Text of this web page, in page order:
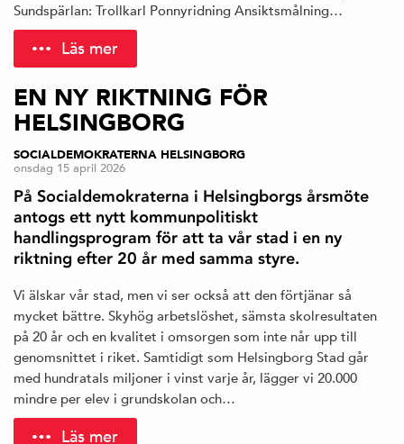
Sundspärlan: Trollkarl Ponnyridning Ansiktsmålning…
Läs mer
EN NY RIKTNING FÖR
HELSINGBORG
SOCIALDEMOKRATERNA HELSINGBORG
onsdag 15 april 2026
På Socialdemokraterna i Helsingborgs årsmöte
antogs ett nytt kommunpolitiskt
handlingsprogram för att ta vår stad i en ny
riktning efter 20 år med samma styre.
Vi älskar vår stad, men vi ser också att den förtjänar så
mycket bättre. Skyhög arbetslöshet, sämsta skolresultaten
på 20 år och en kvalitet i omsorgen som inte når upp till
genomsnittet i riket. Samtidigt som Helsingborg Stad går
med hundratals miljoner i vinst varje år, lägger vi 20.000
mindre per elev i grundskolan och…
Läs mer